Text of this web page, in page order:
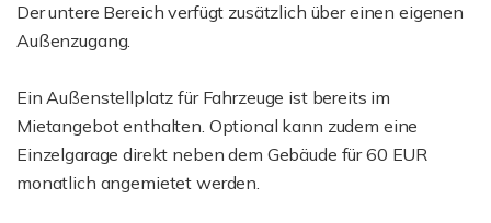
Der untere Bereich verfügt zusätzlich über einen eigenen
Außenzugang.
Ein Außenstellplatz für Fahrzeuge ist bereits im
Mietangebot enthalten. Optional kann zudem eine
Einzelgarage direkt neben dem Gebäude für 60 EUR
monatlich angemietet werden.